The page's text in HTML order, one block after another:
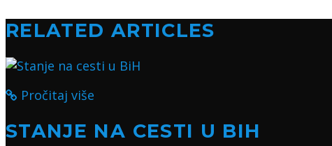
RELATED ARTICLES
Pročitaj više
STANJE NA CESTI U BIH